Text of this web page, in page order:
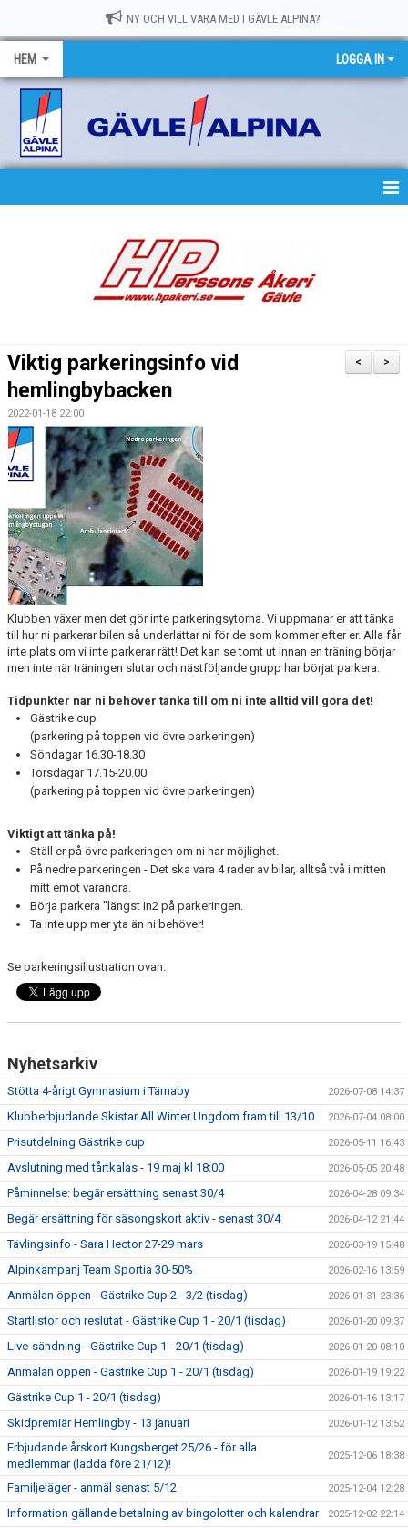
NY OCH VILL VARA MED I GÄVLE ALPINA?
HEM LOGGA IN
TRÄNING
TÄVLING
LÄGER
KLUBBKLÄDER & UTRUSTNING
KONTAKT
WEBBSHOP
SNÖLÄGGNING
KIOSKEN
SARA HECTOR CUP
>
<
Viktig parkeringsinfo vid
hemlingbybacken
2022-01-18 22:00
Klubben växer men det gör inte parkeringsytorna. Vi uppmanar er att tänka
till hur ni parkerar bilen så underlättar ni för de som kommer efter er. Alla får
inte plats om vi inte parkerar rätt! Det kan se tomt ut innan en träning börjar
men inte när träningen slutar och nästföljande grupp har börjat parkera.
Tidpunkter när ni behöver tänka till om ni inte alltid vill göra det!
Gästrike cup
(parkering på toppen vid övre parkeringen)
Söndagar 16.30-18.30
Torsdagar 17.15-20.00
(parkering på toppen vid övre parkeringen)
Viktigt att tänka på!
Ställ er på övre parkeringen om ni har möjlighet.
På nedre parkeringen - Det ska vara 4 rader av bilar, alltså två i mitten
mitt emot varandra.
Börja parkera "längst in2 på parkeringen.
Ta inte upp mer yta än ni behöver!
Se parkeringsillustration ovan.
Nyhetsarkiv
Stötta 4-årigt Gymnasium i Tärnaby 2026-07-08 14:37
Klubberbjudande Skistar All Winter Ungdom fram till 13/10 2026-07-04 08:00
Prisutdelning Gästrike cup 2026-05-11 16:43
Avslutning med tårtkalas - 19 maj kl 18:00 2026-05-05 20:48
Påminnelse: begär ersättning senast 30/4 2026-04-28 09:34
Begär ersättning för säsongskort aktiv - senast 30/4 2026-04-12 21:44
Tävlingsinfo - Sara Hector 27-29 mars 2026-03-19 15:48
Alpinkampanj Team Sportia 30-50% 2026-02-16 13:59
Anmälan öppen - Gästrike Cup 2 - 3/2 (tisdag) 2026-01-31 23:36
Startlistor och reslutat - Gästrike Cup 1 - 20/1 (tisdag) 2026-01-20 09:37
Live-sändning - Gästrike Cup 1 - 20/1 (tisdag) 2026-01-20 08:10
Anmälan öppen - Gästrike Cup 1 - 20/1 (tisdag) 2026-01-19 19:22
Gästrike Cup 1 - 20/1 (tisdag) 2026-01-16 13:17
Skidpremiär Hemlingby - 13 januari 2026-01-12 13:52
Erbjudande årskort Kungsberget 25/26 - för alla
medlemmar (ladda före 21/12)!
2025-12-06 18:38
Familjeläger - anmäl senast 5/12 2025-12-04 12:28
Information gällande betalning av bingolotter och kalendrar 2025-12-02 22:14